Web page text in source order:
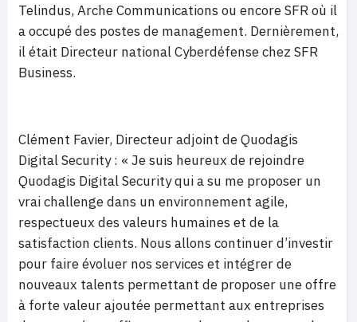
Telindus, Arche Communications ou encore SFR où il
a occupé des postes de management. Dernièrement,
il était Directeur national Cyberdéfense chez SFR
Business.
Clément Favier, Directeur adjoint de Quodagis
Digital Security : « Je suis heureux de rejoindre
Quodagis Digital Security qui a su me proposer un
vrai challenge dans un environnement agile,
respectueux des valeurs humaines et de la
satisfaction clients. Nous allons continuer d’investir
pour faire évoluer nos services et intégrer de
nouveaux talents permettant de proposer une offre
à forte valeur ajoutée permettant aux entreprises